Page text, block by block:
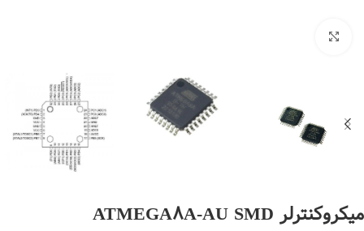
میکروکنترلر ATMEGA8A-AU SMD